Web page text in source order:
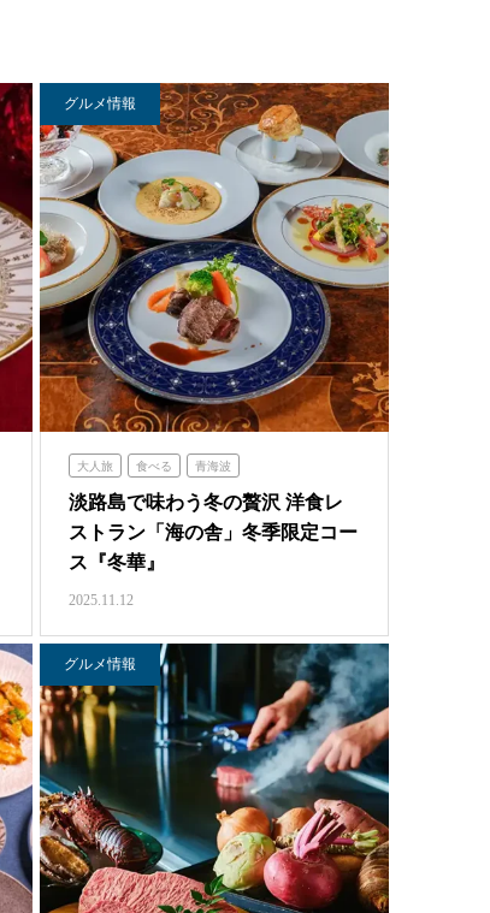
グルメ情報
大人旅 食べる 青海波
淡路島で味わう冬の贅沢 洋食レ
ストラン「海の舎」冬季限定コー
ス『冬華』
2025.11.12
グルメ情報